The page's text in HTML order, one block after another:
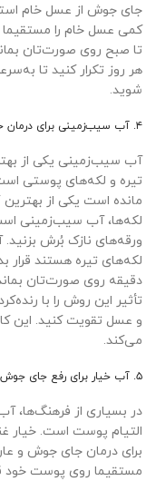
جای جوش از عسل خام
کمی عسل خام را
تا صبح روی صورت‌تان
هر روز تکرار کنید تا
شوید.
۴. آب سیب‌زمینی برای درمان خانگی جوش صورت
آب سیب‌زمینی یکی از
تیره و لکه‌های پوستی
مانده است یکی از بهترین
لکه‌ها، آب سیب‌زمینی
ورقه‌های نازک بُرش بزنید.
لکه‌های تیره هستند
دقیقه روی صورت‌تان
تأثیر این روش را با
و عسل تقویت کنید. این
می‌کند.
۵. آب خیار برای رفع جای جوش
در بسیاری از فرهنگ‌ها، آب
برای درمان جای جوش و
مستقیما روی پوست خود